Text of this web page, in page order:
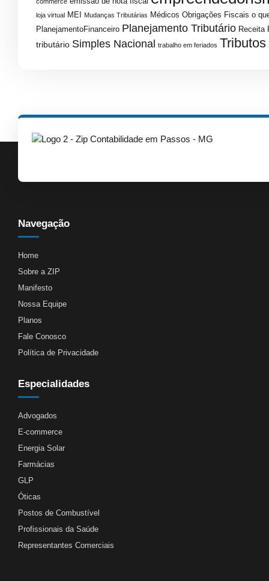
loja virtual MEI Mudanças Tributárias Médicos Obrigações Fiscais o
PlanejamentoFinanceiro Planejamento Tributário Receita
tributário Simples Nacional trabalho em feriados Tributos
Navegação
Home
Sobre a ZIP
Manifesto
Nossa Equipe
Planos
Fale Conosco
Política de Privacidade
Especialidades
Advogados
E-commerce
Energia Solar
Farmácias
GLP
Óticas
Postos de Combustível
Profissionais da Saúde
Representantes Comerciais